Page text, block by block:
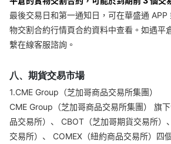
最後交易日和第一通知日，可在華盛通
物交割合約行情頁合約資料中查看。如遇平
繫在線客服諮詢。
八、期貨交易市場
1.CME Group（芝加哥商品交易所集團）
CME Group（芝加哥商品交易所集團） 旗
品交易所）、 CBOT（芝加哥期貨交易所）
交易所）、 COMEX（紐約商品交易所）四